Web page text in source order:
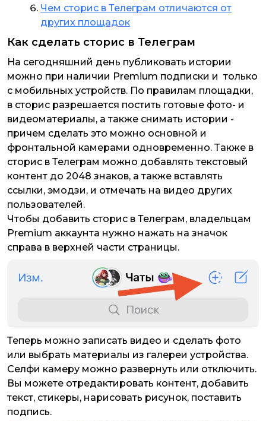
Чем сторис в Телеграм отличаются от
других площадок
Как сделать сторис в Телеграм
На сегодняшний день публиковать истории
можно при наличии Premium подписки и только
с мобильных устройств. По правилам площадки,
в сторис разрешается постить готовые фото- и
видеоматериалы, а также снимать истории -
причем сделать это можно основной и
фронтальной камерами одновременно. Также в
сторис в Телеграм можно добавлять текстовый
контент до 2048 знаков, а также вставлять
ссылки, эмодзи, и отмечать на видео других
пользователей.
Чтобы добавить сторис в Телеграм, владельцам
Premium аккаунта нужно нажать на значок
справа в верхней части страницы.
Теперь можно записать видео и сделать фото
или выбрать материалы из галереи устройства.
Селфи камеру можно развернуть или отключить.
Вы можете отредактировать контент, добавить
текст, стикеры, нарисовать рисунок, поставить
подпись.